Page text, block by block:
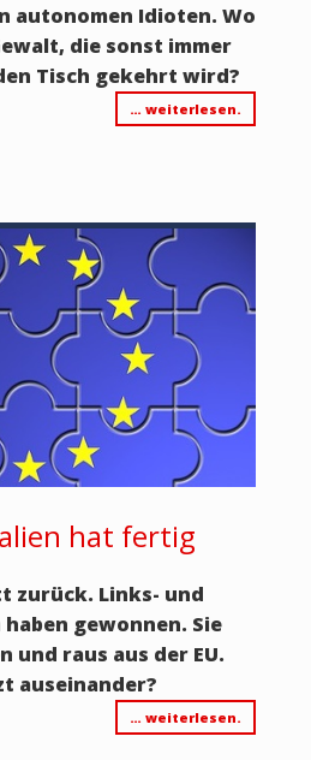
autonomen Idioten. Wo
die sonst immer
Tisch gekehrt wird?
… weiterlesen.
hat fertig
zurück. Links- und
gewonnen. Sie
und raus aus der EU.
auseinander?
… weiterlesen.